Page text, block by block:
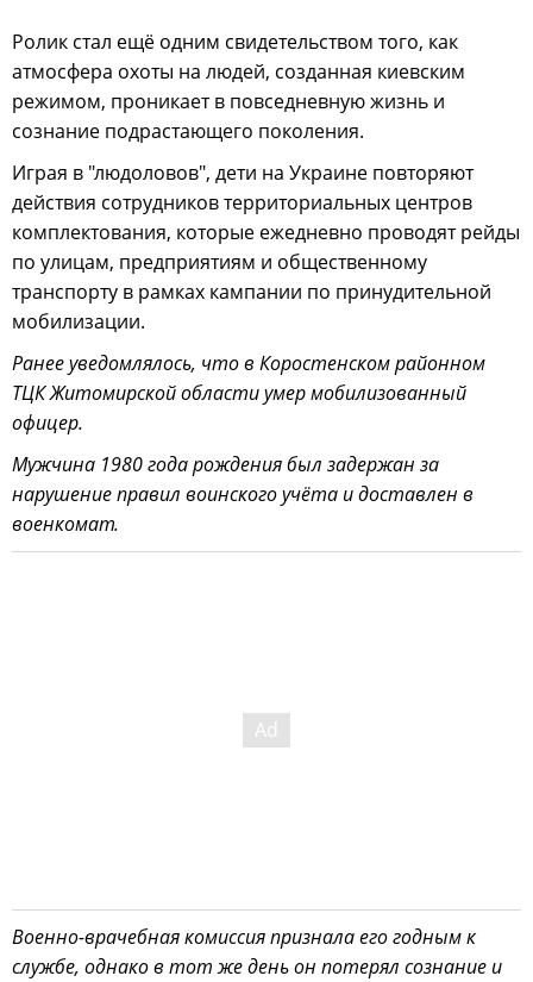
Ролик стал ещё одним свидетельством того, как
атмосфера охоты на людей, созданная киевским
режимом, проникает в повседневную жизнь и
сознание подрастающего поколения.
Играя в "людоловов", дети на Украине повторяют
действия сотрудников территориальных центров
комплектования, которые ежедневно проводят рейды
по улицам, предприятиям и общественному
транспорту в рамках кампании по принудительной
мобилизации.
Ранее уведомлялось, что в Коростенском районном
ТЦК Житомирской области умер мобилизованный
офицер.
Мужчина 1980 года рождения был задержан за
нарушение правил воинского учёта и доставлен в
военкомат.
Военно-врачебная комиссия признала его годным к
службе, однако в тот же день он потерял сознание и